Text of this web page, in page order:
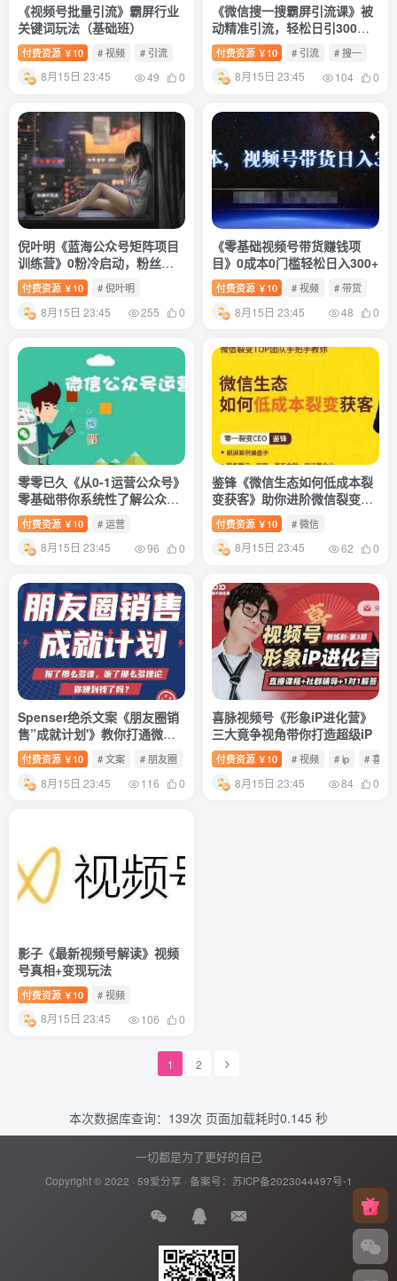
《视频号批量引流》霸屏行业
关键词玩法（基础班）
付费资源 ￥ 10 # 视频 # 引流
8月15日 23:45 49 0
《微信搜一搜霸屏引流课》被
动精准引流，轻松日引300行
业精准粉
付费资源 ￥ 10 # 引流 # 搜一
8月15日 23:45 104 0
倪叶明《蓝海公众号矩阵项目
训练营》0粉冷启动，粉丝突
破30W
付费资源 ￥ 10 # 倪叶明
8月15日 23:45 255 0
《零基础视频号带货赚钱项
目》0成本0门槛轻松日入300+
付费资源 ￥ 10 # 视频 # 带货
8月15日 23:45 48 0
零零已久《从0-1运营公众号》
零基础带你系统性了解公众号
运营
付费资源 ￥ 10 # 运营
8月15日 23:45 96 0
鉴锋《微信生态如何低成本裂
变获客》助你进阶微信裂变高
手付费资源 ￥ 10 # 微信
8月15日 23:45 62 0
Spenser绝杀文案《朋友圈销
售”成就计划'》教你打通微信
赚钱生态
付费资源 ￥ 10 # 文案 # 朋友圈
8月15日 23:45 116 0
喜脉视频号《形象iP进化营》
三大竟争视角带你打造超级iP
付费资源 ￥ 10 # 视频 # ip # 喜脉
8月15日 23:45 84 0
影子《最新视频号解读》视频
号真相+变现玩法
付费资源 ￥ 10 # 视频
8月15日 23:45 106 0
1 2
本次数据库查询：139次 页面加载耗时0.145 秒
一切都是为了更好的自己
Copyright © 2022 · 59爱分享 · 备案号： 苏ICP备2023044497号-1